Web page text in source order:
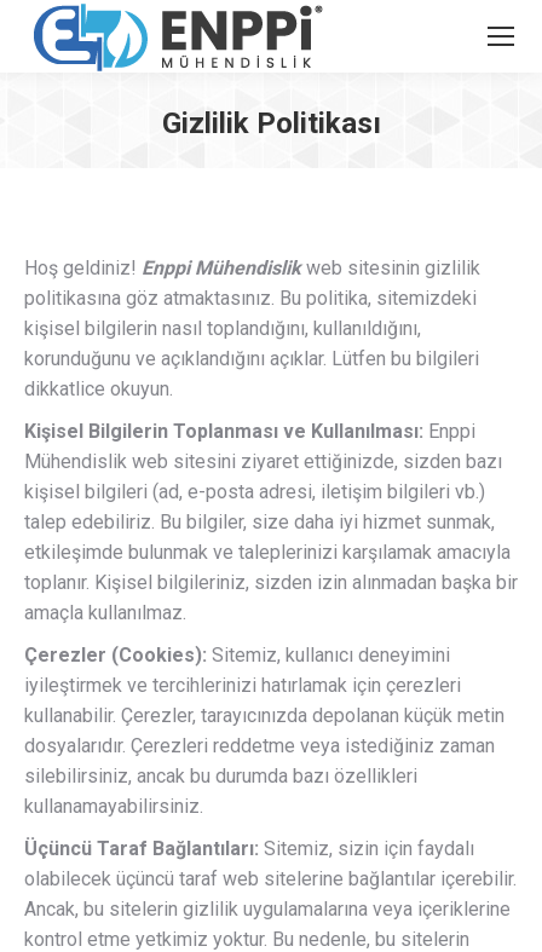
Gizlilik Politikası
Hoş geldiniz! Enppi Mühendislikweb sitesinin gizlilik
politikasına göz atmaktasınız. Bu politika, sitemizdeki
kişisel bilgilerin nasıl toplandığını, kullanıldığını,
korunduğunu ve açıklandığını açıklar. Lütfen bu bilgileri
dikkatlice okuyun.
Kişisel Bilgilerin Toplanması ve Kullanılması: Enppi
Mühendislik web sitesini ziyaret ettiğinizde, sizden bazı
kişisel bilgileri (ad, e-posta adresi, iletişim bilgileri vb.)
talep edebiliriz. Bu bilgiler, size daha iyi hizmet sunmak,
etkileşimde bulunmak ve taleplerinizi karşılamak amacıyla
toplanır. Kişisel bilgileriniz, sizden izin alınmadan başka bir
amaçla kullanılmaz.
Çerezler (Cookies): Sitemiz, kullanıcı deneyimini
iyileştirmek ve tercihlerinizi hatırlamak için çerezleri
kullanabilir. Çerezler, tarayıcınızda depolanan küçük metin
dosyalarıdır. Çerezleri reddetme veya istediğiniz zaman
silebilirsiniz, ancak bu durumda bazı özellikleri
kullanamayabilirsiniz.
Üçüncü Taraf Bağlantıları: Sitemiz, sizin için faydalı
olabilecek üçüncü taraf web sitelerine bağlantılar içerebilir.
Ancak, bu sitelerin gizlilik uygulamalarına veya içeriklerine
kontrol etme yetkimiz yoktur. Bu nedenle, bu sitelerin